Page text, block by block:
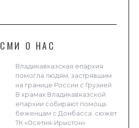
СМИ О НАС
Владикавказская епархия
помогла людям, застрявшим
на границе России с Грузией
В храмах Владикавказской
епархии собирают помощь
беженцам с Донбасса. сюжет
ТК «Осетия-Ирыстон»